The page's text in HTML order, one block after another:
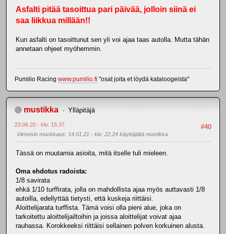
Asfalti pitää tasoittua pari päivää, jolloin siinä ei
saa liikkua millään!!
Kun asfalti on tasoittunut sen yli voi ajaa taas autolla. Mutta tähän
annetaan ohjeet myöhemmin.
Pumilio Racing www.pumilio.fi "osat joita et löydä kataloogeista"
mustikka Ylläpitäjä
#40
23.06.20 - klo: 15.37
Viimeisin muokkaus: 14.01.21 - klo: 22.24 käyttäjältä mustikka
Tässä on muutamia asioita, mitä itselle tuli mieleen.
Oma ehdotus radoista:
1/8 savirata
ehkä 1/10 turffirata, jolla on mahdollista ajaa myös auttavasti 1/8
autoilla, edellyttää tietysti, että kuskeja riittäisi.
Aloittelijarata turffista. Tämä voisi olla pieni alue, joka on
tarkoitettu aloittelijailtoihin ja joissa aloittelijat voivat ajaa
rauhassa. Korokkeeksi riittäisi sellainen polven korkuinen alusta.